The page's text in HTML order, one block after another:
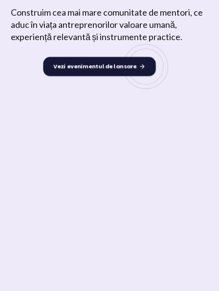
Construim cea mai mare comunitate de mentori, ce
aduc în viața antreprenorilor valoare umană,
experiență relevantă și instrumente practice.
Vezi evenimentul de lansare